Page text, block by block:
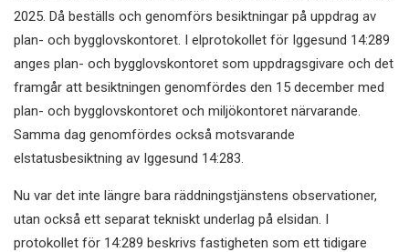
2025. Då beställs och genomförs besiktningar på uppdrag av
plan- och bygglovskontoret. I elprotokollet för Iggesund 14:289
anges plan- och bygglovskontoret som uppdragsgivare och det
framgår att besiktningen genomfördes den 15 december med
plan- och bygglovskontoret och miljökontoret närvarande.
Samma dag genomfördes också motsvarande
elstatusbesiktning av Iggesund 14:283.
Nu var det inte längre bara räddningstjänstens observationer,
utan också ett separat tekniskt underlag på elsidan. I
protokollet för 14:289 beskrivs fastigheten som ett tidigare